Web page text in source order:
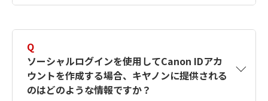
す。詳しい作成方法は【カメラ】Canon IDとは
何ですか？Canon IDの作成方法は？をご確認く
ださい。
Q
ソーシャルログインを使用してCanon IDアカ
ウントを作成する場合、キヤノンに提供される
のはどのような情報ですか？